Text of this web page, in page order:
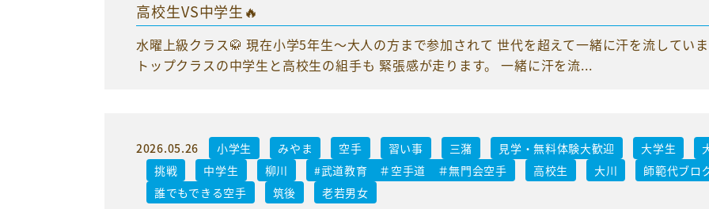
高校生VS中学生🔥
水曜上級クラス🥋 現在小学5年生〜大人の方まで参加されて 世代を超えて一緒に汗を流してい
トップクラスの中学生と高校生の組手も 緊張感が走ります。 一緒に汗を流...
2026.05.26 小学生 みやま 空手 習い事 三潴 見学・無料体験大歓迎 大学生
挑戦
中学生 柳川 #武道教育 ＃空手道 ＃無門会空手 高校生 大川
師範代ブロ
誰でもできる空手
筑後 老若男女